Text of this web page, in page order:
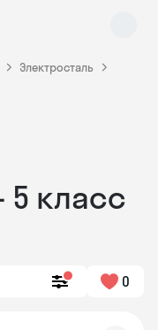
Электросталь
5 класс
0